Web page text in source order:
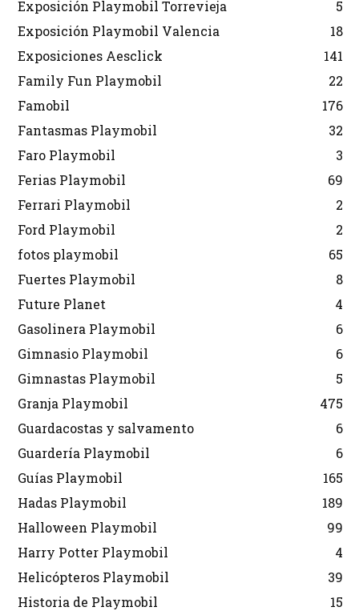
Exposición Playmobil Torrevieja
5
Exposición Playmobil Valencia
18
Exposiciones Aesclick
141
Family Fun Playmobil
22
Famobil
176
Fantasmas Playmobil
32
Faro Playmobil
3
Ferias Playmobil
69
Ferrari Playmobil
2
Ford Playmobil
2
fotos playmobil
65
Fuertes Playmobil
8
Future Planet
4
Gasolinera Playmobil
6
Gimnasio Playmobil
6
Gimnastas Playmobil
5
Granja Playmobil
475
Guardacostas y salvamento
6
Guardería Playmobil
6
Guías Playmobil
165
Hadas Playmobil
189
Halloween Playmobil
99
Harry Potter Playmobil
4
Helicópteros Playmobil
39
Historia de Playmobil
15